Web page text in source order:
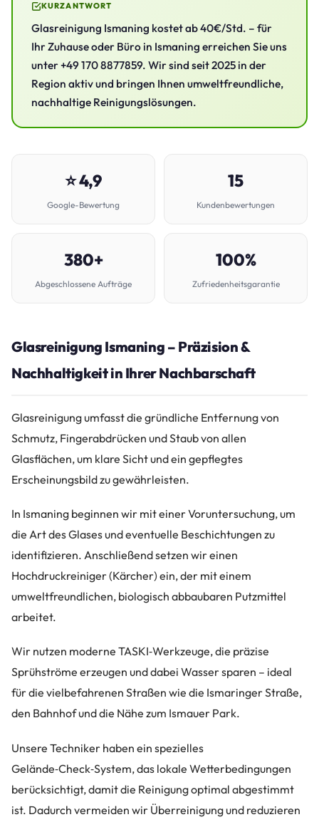
KURZANTWORT
Glasreinigung Ismaning kostet ab 40€/Std. – für
Ihr Zuhause oder Büro in Ismaning erreichen Sie uns
unter +49 170 8877859. Wir sind seit 2025 in der
Region aktiv und bringen Ihnen umweltfreundliche,
nachhaltige Reinigungslösungen.
⭐ 4,9
Google-Bewertung
15
Kundenbewertungen
380+
Abgeschlossene Aufträge
100%
Zufriedenheitsgarantie
Glasreinigung Ismaning – Präzision &
Nachhaltigkeit in Ihrer Nachbarschaft
Glasreinigung umfasst die gründliche Entfernung von
Schmutz, Fingerabdrücken und Staub von allen
Glasflächen, um klare Sicht und ein gepflegtes
Erscheinungsbild zu gewährleisten.
In Ismaning beginnen wir mit einer Voruntersuchung, um
die Art des Glases und eventuelle Beschichtungen zu
identifizieren. Anschließend setzen wir einen
Hochdruckreiniger (Kärcher) ein, der mit einem
umweltfreundlichen, biologisch abbaubaren Putzmittel
arbeitet.
Wir nutzen moderne TASKI‑Werkzeuge, die präzise
Sprühströme erzeugen und dabei Wasser sparen – ideal
für die vielbefahrenen Straßen wie die Ismaringer Straße,
den Bahnhof und die Nähe zum Ismauer Park.
Unsere Techniker haben ein spezielles
Gelände‑Check‑System, das lokale Wetterbedingungen
berücksichtigt, damit die Reinigung optimal abgestimmt
ist. Dadurch vermeiden wir Überreinigung und reduzieren